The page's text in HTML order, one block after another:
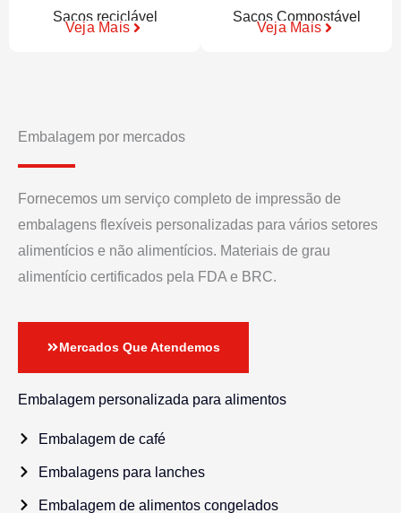
Sacos reciclável
Veja Mais
Sacos Compostável
Veja Mais
Embalagem por mercados
Fornecemos um serviço completo de impressão de
embalagens flexíveis personalizadas para vários setores
alimentícios e não alimentícios. Materiais de grau
alimentício certificados pela FDA e BRC.
Mercados Que Atendemos
Embalagem personalizada para alimentos
Embalagem de café
Embalagens para lanches
Embalagem de alimentos congelados